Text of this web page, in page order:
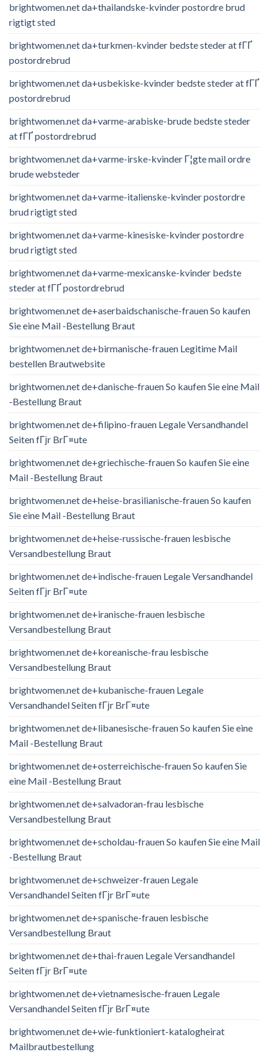
brightwomen.net da+thailandske-kvinder postordre brud
rigtigt sted
brightwomen.net da+turkmen-kvinder bedste steder at fГҐ
postordrebrud
brightwomen.net da+usbekiske-kvinder bedste steder at fГҐ
postordrebrud
brightwomen.net da+varme-arabiske-brude bedste steder
at fГҐ postordrebrud
brightwomen.net da+varme-irske-kvinder Г¦gte mail ordre
brude websteder
brightwomen.net da+varme-italienske-kvinder postordre
brud rigtigt sted
brightwomen.net da+varme-kinesiske-kvinder postordre
brud rigtigt sted
brightwomen.net da+varme-mexicanske-kvinder bedste
steder at fГҐ postordrebrud
brightwomen.net de+aserbaidschanische-frauen So kaufen
Sie eine Mail -Bestellung Braut
brightwomen.net de+birmanische-frauen Legitime Mail
bestellen Brautwebsite
brightwomen.net de+danische-frauen So kaufen Sie eine Mail
-Bestellung Braut
brightwomen.net de+filipino-frauen Legale Versandhandel
Seiten fГјr BrГ¤ute
brightwomen.net de+griechische-frauen So kaufen Sie eine
Mail -Bestellung Braut
brightwomen.net de+heise-brasilianische-frauen So kaufen
Sie eine Mail -Bestellung Braut
brightwomen.net de+heise-russische-frauen lesbische
Versandbestellung Braut
brightwomen.net de+indische-frauen Legale Versandhandel
Seiten fГјr BrГ¤ute
brightwomen.net de+iranische-frauen lesbische
Versandbestellung Braut
brightwomen.net de+koreanische-frau lesbische
Versandbestellung Braut
brightwomen.net de+kubanische-frauen Legale
Versandhandel Seiten fГјr BrГ¤ute
brightwomen.net de+libanesische-frauen So kaufen Sie eine
Mail -Bestellung Braut
brightwomen.net de+osterreichische-frauen So kaufen Sie
eine Mail -Bestellung Braut
brightwomen.net de+salvadoran-frau lesbische
Versandbestellung Braut
brightwomen.net de+scholdau-frauen So kaufen Sie eine Mail
-Bestellung Braut
brightwomen.net de+schweizer-frauen Legale
Versandhandel Seiten fГјr BrГ¤ute
brightwomen.net de+spanische-frauen lesbische
Versandbestellung Braut
brightwomen.net de+thai-frauen Legale Versandhandel
Seiten fГјr BrГ¤ute
brightwomen.net de+vietnamesische-frauen Legale
Versandhandel Seiten fГјr BrГ¤ute
brightwomen.net de+wie-funktioniert-katalogheirat
Mailbrautbestellung